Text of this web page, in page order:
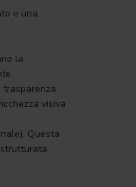
e una
la
visiva
Questa